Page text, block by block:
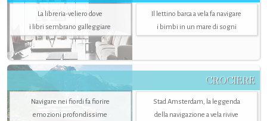
La libreria-veliero dove
i libri sembrano galleggiare
Il lettino barca a vela fa navigare
i bimbi in un mare di sogni
CROCIERE
Navigare nei fiordi fa fiorire
emozioni profondissime
Stad Amsterdam, la leggenda
della navigazione a vela rivive